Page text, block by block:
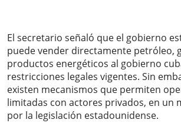
El secretario señaló que el gobierno
puede vender directamente petróleo,
productos energéticos al gobierno
restricciones legales vigentes. Sin
existen mecanismos que permiten
limitadas con actores privados, en un
por la legislación estadounidense.